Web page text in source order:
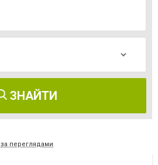
ЗНАЙТИ
за переглядами